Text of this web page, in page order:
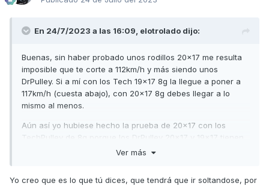
En 24/7/2023 a las 16:09, elotrolado dijo:
Buenas, sin haber probado unos rodillos 20x17 me resulta
imposible que te corte a 112km/h y más siendo unos
DrPulley. Si a mí con los Tech 19x17 8g la llegue a poner a
117km/h (cuesta abajo), con 20x17 8g debes llegar a lo
mismo al menos.
Aún así yo hubiese hecho la prueba de 20x17 con los
TechPulley de 8g porque los DrPulley 20x17 y 19x17 tienen
formas muy distintas, se te pueden dar la vuelta o no
Ver más
Yo creo que es lo que tú dices, que tendrá que ir soltandose, por